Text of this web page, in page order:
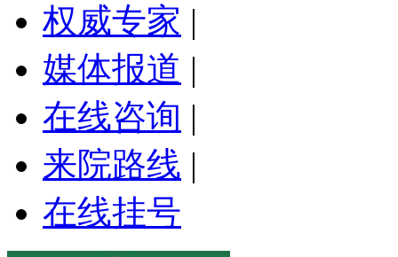
权威专家 |
媒体报道 |
在线咨询 |
来院路线 |
在线挂号